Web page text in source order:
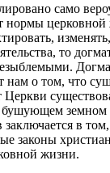
само
нормы церковной
то
нам о том, что
Церкви
земном
заключается в
законы
жизни.